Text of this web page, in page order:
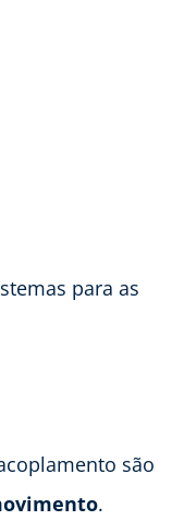
para as
são
.